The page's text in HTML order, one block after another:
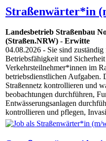
Straßenwärter*in
Landesbetrieb Straßenbau
(Straßen.NRW) - Erwitte
04.08.2026 - Sie sind
Betriebsfähigkeit und
Verkehrsteilnehmer*innen im
betriebsdienstlichen Aufgaben.
Straßennetz kontrollieren und
beobachtungen durchführen,
Entwässerungsanlagen
kontrollieren und pflegen,